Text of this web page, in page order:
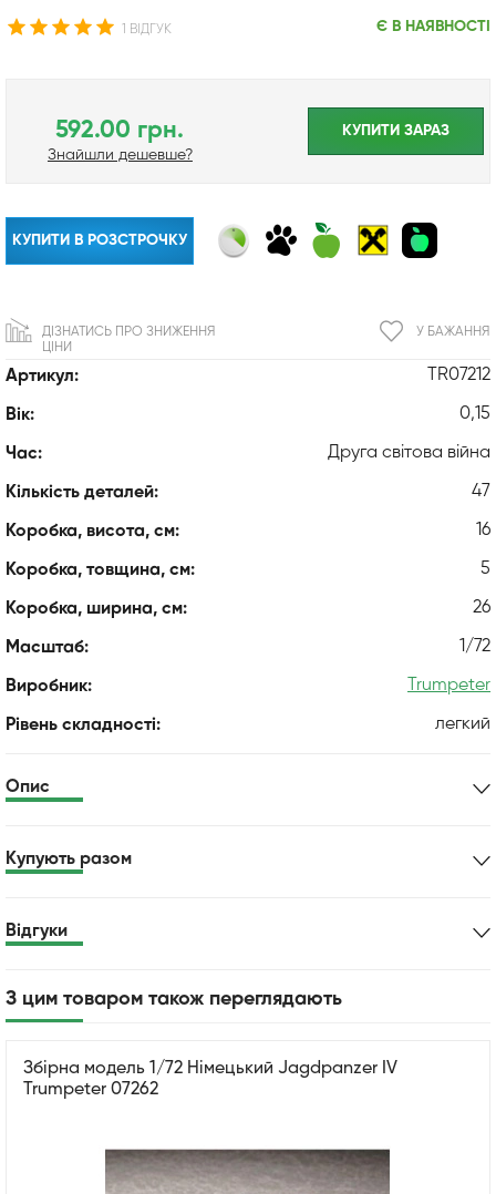
1 ВІДГУК Є В НАЯВНОСТІ
Артикул: TR07212
Вік: 0,15
Час: Друга світова війна
Кількість деталей: 47
Коробка, висота, см: 16
Коробка, товщина, см: 5
Коробка, ширина, см: 26
Масштаб: 1/72
Виробник: Trumpeter
Рівень складності: легкий
592.00 грн.
Знайшли дешевше?
КУПИТИ ЗАРАЗ
КУПИТИ В РОЗСТРОЧКУ
У БАЖАННЯ
ДІЗНАТИСЬ ПРО ЗНИЖЕННЯ
ЦІНИ
Опис
Купують разом
Відгуки
З цим товаром також переглядають
Збірна модель 1/72 Німецький Jagdpanzer IV
Trumpeter 07262